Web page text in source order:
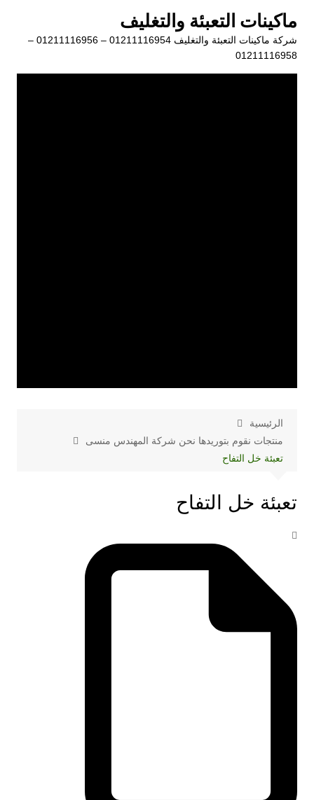
المحتوى
ماكينات التعبئة والتغليف
شركة ماكينات التعبئة والتغليف 01211116954 – 01211116956 –
01211116958
الرئيسية
منتجات نقوم بتوريدها نحن شركة المهندس منسى
تعبئة خل التفاح
تعبئة خل التفاح